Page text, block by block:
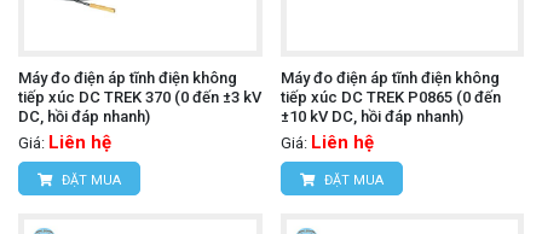
Máy đo điện áp tĩnh điện không
tiếp xúc DC TREK 370 (0 đến ±3 kV
DC, hồi đáp nhanh)
Giá: Liên hệ
ĐẶT MUA
Máy đo điện áp tĩnh điện không
tiếp xúc DC TREK P0865 (0 đến
±10 kV DC, hồi đáp nhanh)
Giá: Liên hệ
ĐẶT MUA